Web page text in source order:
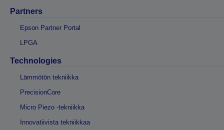
Partners
Epson Partner Portal
LPGA
Technologies
Lämmötön tekniikka
PrecisionCore
Micro Piezo -tekniikka
Innovatiivista tekniikkaa